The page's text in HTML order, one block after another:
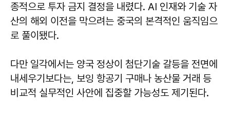
종적으로 투자 금지 결정을 내렸다. AI 인재와 기술 자
산의 해외 이전을 막으려는 중국의 본격적인 움직임으
로 풀이됐다.
다만 일각에서는 양국 정상이 첨단기술 갈등을 전면에
내세우기보다는, 보잉 항공기 구매나 농산물 거래 등
비교적 실무적인 사안에 집중할 가능성도 제기된다.